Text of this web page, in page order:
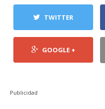
TWITTER
GOOGLE +
Publicidad